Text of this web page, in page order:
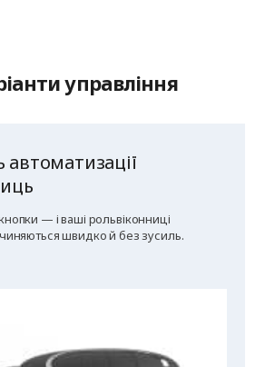
управління
— і ваші рольвіконниці
швидко й без зусиль.